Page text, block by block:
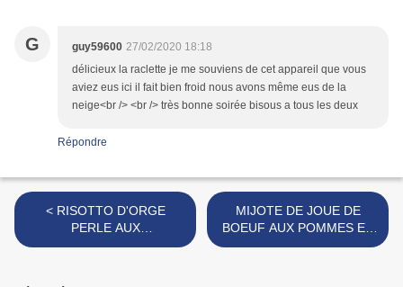
G guy59600 27/02/2020 18:18
délicieux la raclette je me souviens de cet appareil que vous
aviez eus ici il fait bien froid nous avons même eus de la
neige<br /> <br /> très bonne soirée bisous a tous les deux
Répondre
< RISOTTO D'ORGE
PERLE AUX
CHAMPIGNONS
MIJOTE DE JOUE DE
BOEUF AUX POMMES ET
CHOU ROUGE >